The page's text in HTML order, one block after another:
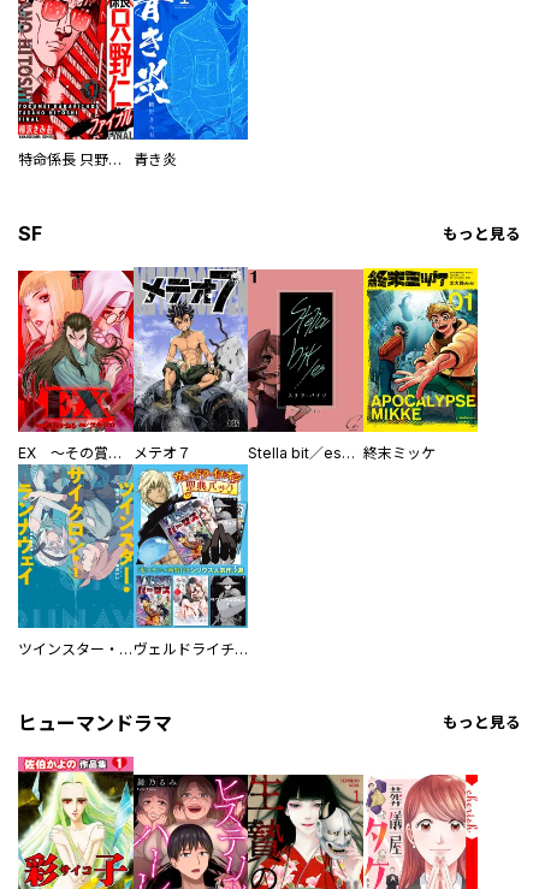
特命係長 只野仁ファイナル 愛蔵版 青き炎
SF もっと見る
EX ～その賞金稼ぎは、世界の出口を探す～【単行本版】 メテオ７ Stella bit／es【単話版】 終末ミッケ
ツインスター・サイクロン・ランナウェイ ヴェルドライチオシ聖典パック 『転スラ』ミニ画集付き シリウス人気作３選
ヒューマンドラマ もっと見る